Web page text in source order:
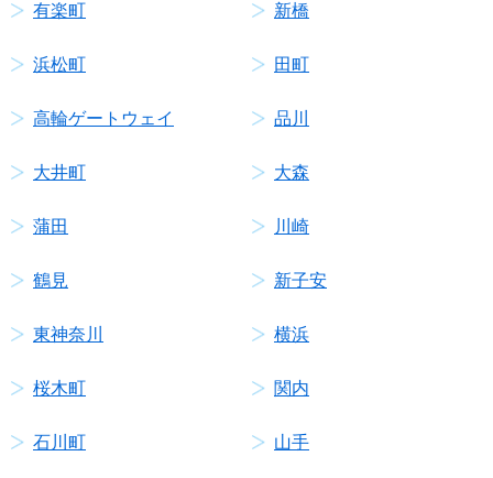
有楽町 新橋
浜松町 田町
高輪ゲートウェイ 品川
大井町 大森
蒲田 川崎
鶴見 新子安
東神奈川 横浜
桜木町 関内
石川町 山手